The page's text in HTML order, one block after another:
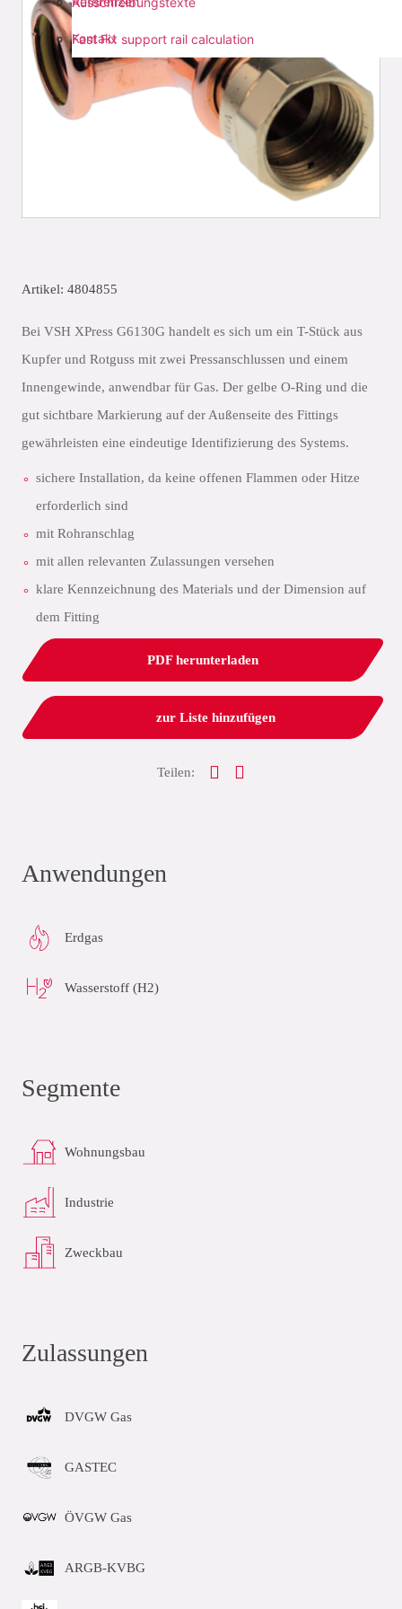
Fast Fix support rail calculation
Kontakt
Artikel: 4804855
Bei VSH XPress G6130G handelt es sich um ein T-Stück aus
Kupfer und Rotguss mit zwei Pressanschlussen und einem
Innengewinde, anwendbar für Gas. Der gelbe O-Ring und die
gut sichtbare Markierung auf der Außenseite des Fittings
gewährleisten eine eindeutige Identifizierung des Systems.
sichere Installation, da keine offenen Flammen oder Hitze
erforderlich sind
mit Rohranschlag
mit allen relevanten Zulassungen versehen
klare Kennzeichnung des Materials und der Dimension auf
dem Fitting
PDF herunterladen
zur Liste hinzufügen
Teilen:
Anwendungen
Erdgas
Wasserstoff (H2)
Segmente
Wohnungsbau
Industrie
Zweckbau
Zulassungen
DVGW Gas
GASTEC
ÖVGW Gas
ARGB-KVBG